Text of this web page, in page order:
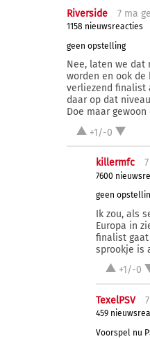
Riverside 7 ma
1158 nieuwsreacties
geen opstelling
Nee, laten we dat
worden en ook de
verliezend finalist
daar op dat
Doe maar
+1/-0
killermfc
7600
geen
Ik zou, als
Europa in
finalist
sprookje is
+1/-0
TexelPSV
459
Voorspel nu